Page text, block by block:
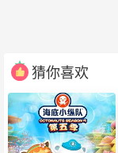
猜你喜欢